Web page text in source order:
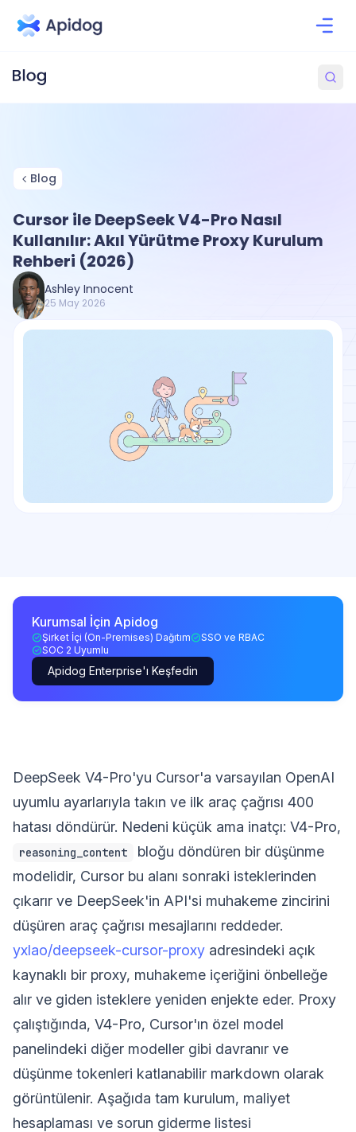
Blog
Cursor ile DeepSeek V4-Pro Nasıl
Kullanılır: Akıl Yürütme Proxy Kurulum
Rehberi (2026)
Ashley Innocent
25 May 2026
Kurumsal İçin Apidog
Şirket İçi (On-Premises) Dağıtım
SSO ve RBAC
SOC 2 Uyumlu
Apidog Enterprise'ı Keşfedin
DeepSeek V4-Pro'yu Cursor'a varsayılan OpenAI
uyumlu ayarlarıyla takın ve ilk araç çağrısı 400
hatası döndürür. Nedeni küçük ama inatçı: V4-Pro,
reasoning_content
bloğu döndüren bir düşünme
modelidir, Cursor bu alanı sonraki isteklerinden
çıkarır ve DeepSeek'in API'si muhakeme zincirini
düşüren araç çağrısı mesajlarını reddeder.
yxlao/deepseek-cursor-proxy adresindeki açık
kaynaklı bir proxy, muhakeme içeriğini önbelleğe
alır ve giden isteklere yeniden enjekte eder. Proxy
çalıştığında, V4-Pro, Cursor'ın özel model
panelindeki diğer modeller gibi davranır ve
düşünme tokenleri katlanabilir markdown olarak
görüntülenir. Aşağıda tam kurulum, maliyet
hesaplaması ve sorun giderme listesi